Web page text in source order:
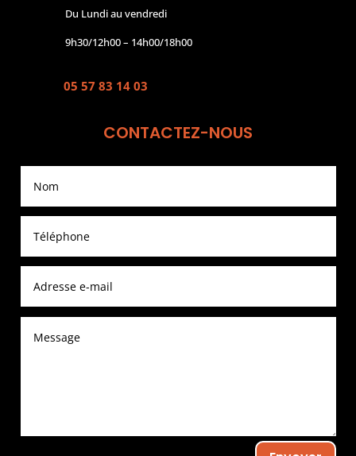
Du Lundi au vendredi
9h30/12h00 – 14h00/18h00
05 57 83 14 03
CONTACTEZ-NOUS